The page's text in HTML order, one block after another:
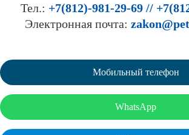
Тел.: +7(812)-981-29-69 //
Электронная почта:
Мобильный телефон
WhatsApp